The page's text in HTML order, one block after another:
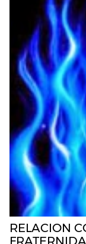
RELACION